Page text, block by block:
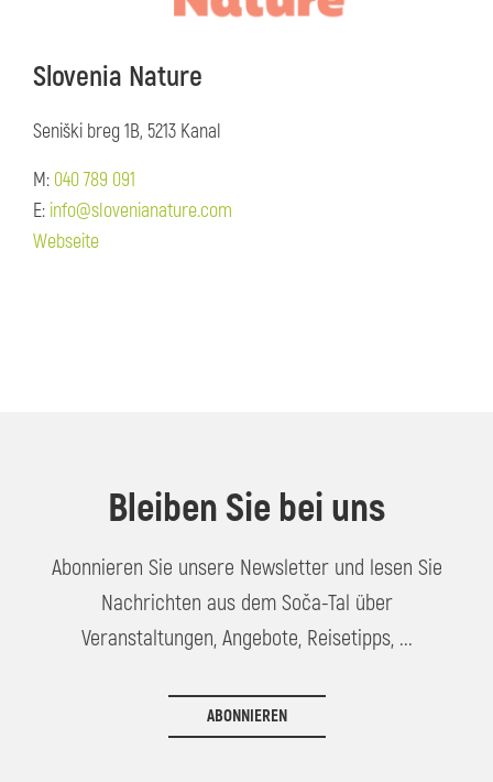
Slovenia Nature
Seniški breg 1B, 5213 Kanal
M: 040 789 091
E: info@slovenianature.com
Webseite
Bleiben Sie bei uns
Abonnieren Sie unsere Newsletter und lesen Sie
Nachrichten aus dem Soča-Tal über
Veranstaltungen, Angebote, Reisetipps, ...
ABONNIEREN